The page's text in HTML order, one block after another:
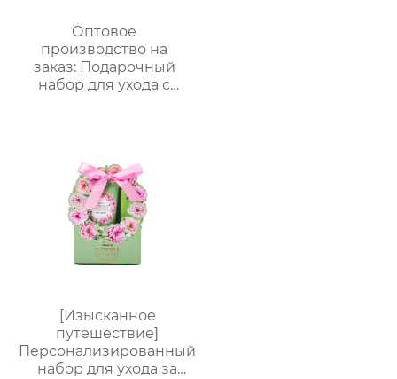
Оптовое
производство на
заказ: Подарочный
набор для ухода с
для расслабления
женщин, мам и
подруг.
[Изысканное
путешествие]
Персонализированный
набор для ухода за